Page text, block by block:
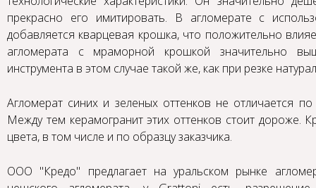
прекрасно его имитировать. В агломерате с
добавляется кварцевая крошка, что положительно
агломерата с мраморной крошкой значительно
инструмента в этом случае такой же, как при резке
Агломерат синих и зеленых оттенков не отличается
Между тем керамогранит этих оттенков стоит дороже.
цвета, в том числе и по образцу заказчика.
ООО "Кредо" предлагает на уральском рынке